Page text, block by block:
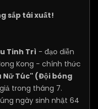
sắp tái xuất!
Tinh Trì - đạo diễn
Kong - chính thức
Nữ Túc" (Đội bóng
trong tháng 7.
ngày sinh nhật 64